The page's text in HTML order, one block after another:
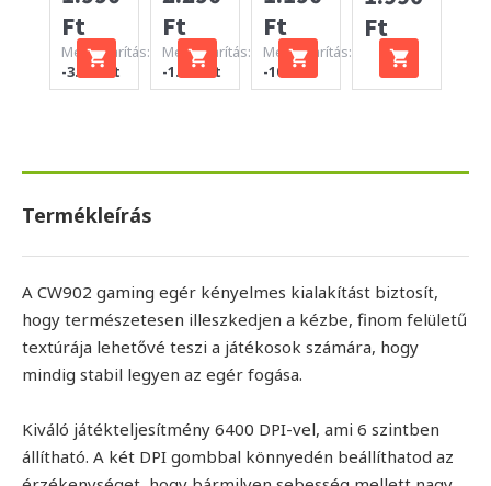
Ft
Megtakarítás:
-3.000 Ft
Ft
Megtakarítás:
-1.700 Ft
Ft
Megtakarítás:
-100 Ft
Ft
Termékleírás
A CW902 gaming egér kényelmes kialakítást biztosít,
hogy természetesen illeszkedjen a kézbe, finom felületű
textúrája lehetővé teszi a játékosok számára, hogy
mindig stabil legyen az egér fogása.
Kiváló játékteljesítmény 6400 DPI-vel, ami 6 szintben
állítható. A két DPI gombbal könnyedén beállíthatod az